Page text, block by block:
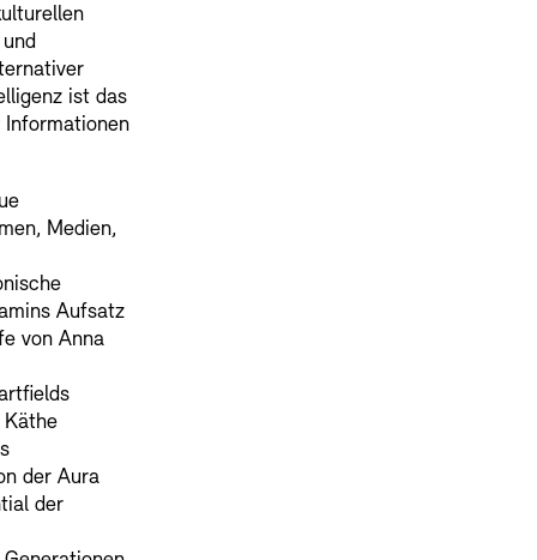
ist das
Medien,
Aufsatz
von Anna
Käthe
der Aura
der